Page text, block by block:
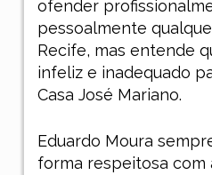
ofender
pessoalmente
Recife, mas entende
infeliz e inadequado
Casa José Mariano.
Eduardo Moura
forma respeitosa com